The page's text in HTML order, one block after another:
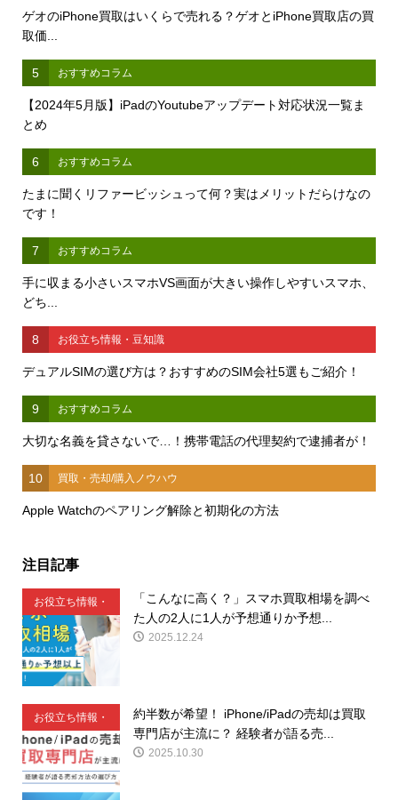
ゲオのiPhone買取はいくらで売れる？ゲオとiPhone買取店の買
取価...
5 おすすめコラム
【2024年5月版】iPadのYoutubeアップデート対応状況一覧ま
とめ
6 おすすめコラム
たまに聞くリファービッシュって何？実はメリットだらけなの
です！
7 おすすめコラム
手に収まる小さいスマホVS画面が大きい操作しやすいスマホ、
どち...
8 お役立ち情報・豆知識
デュアルSIMの選び方は？おすすめのSIM会社5選もご紹介！
9 おすすめコラム
大切な名義を貸さないで…！携帯電話の代理契約で逮捕者が！
10 買取・売却/購入ノウハウ
Apple Watchのペアリング解除と初期化の方法
注目記事
お役立ち情報・
豆知識
「こんなに高く？」スマホ買取相場を調べ
た人の2人に1人が予想通りか予想...
2025.12.24
お役立ち情報・
豆知識
約半数が希望！ iPhone/iPadの売却は買取
専門店が主流に？ 経験者が語る売...
2025.10.30